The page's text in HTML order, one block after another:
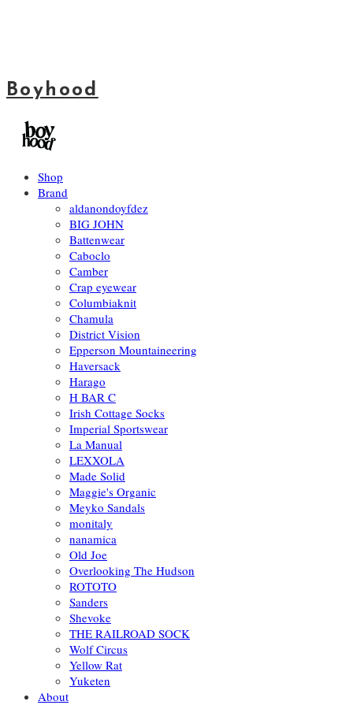
Boyhood
Shop
Brand
aldanondoyfdez
BIG JOHN
Battenwear
Caboclo
Camber
Crap eyewear
Columbiaknit
Chamula
District Vision
Epperson Mountaineering
Haversack
Harago
H BAR C
Irish Cottage Socks
Imperial Sportswear
La Manual
LEXXOLA
Made Solid
Maggie's Organic
Meyko Sandals
monitaly
nanamica
Old Joe
Overlooking The Hudson
ROTOTO
Sanders
Shevoke
THE RAILROAD SOCK
Wolf Circus
Yellow Rat
Yuketen
About